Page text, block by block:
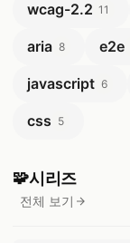
wcag-2.2 11
aria 8 e2e
javascript 6
css 5
🧩시리즈
전체 보기
시리즈